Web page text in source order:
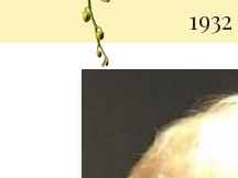
1932